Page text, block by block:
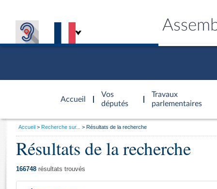
Accueil
d'accueil
Vos
députés
Travaux
parlementaires
Général
Vous
Accueil Recherche sur... Résultats de la recherche
Résultats de la recherche
166748 résultats trouvés